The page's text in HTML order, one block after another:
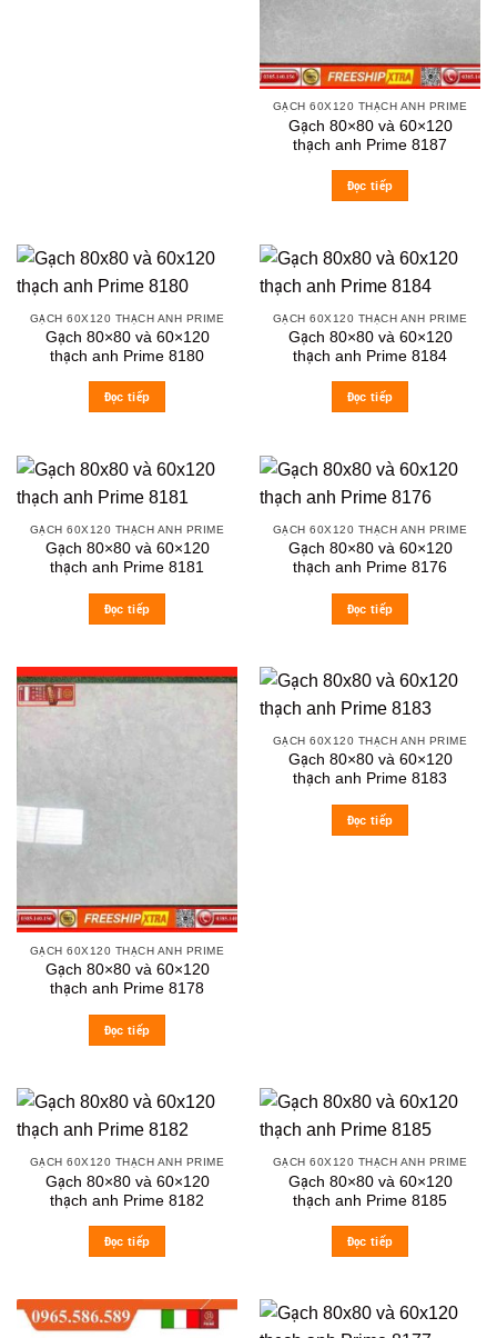
GẠCH 60X120 THẠCH ANH PRIME
Gạch 80×80 và 60×120
thạch anh Prime 8187
Đọc tiếp
GẠCH 60X120 THẠCH ANH PRIME
Gạch 80×80 và 60×120
thạch anh Prime 8180
Đọc tiếp
GẠCH 60X120 THẠCH ANH PRIME
Gạch 80×80 và 60×120
thạch anh Prime 8184
Đọc tiếp
GẠCH 60X120 THẠCH ANH PRIME
Gạch 80×80 và 60×120
thạch anh Prime 8181
Đọc tiếp
GẠCH 60X120 THẠCH ANH PRIME
Gạch 80×80 và 60×120
thạch anh Prime 8176
Đọc tiếp
GẠCH 60X120 THẠCH ANH PRIME
Gạch 80×80 và 60×120
thạch anh Prime 8178
Đọc tiếp
GẠCH 60X120 THẠCH ANH PRIME
Gạch 80×80 và 60×120
thạch anh Prime 8183
Đọc tiếp
GẠCH 60X120 THẠCH ANH PRIME
Gạch 80×80 và 60×120
thạch anh Prime 8182
Đọc tiếp
GẠCH 60X120 THẠCH ANH PRIME
Gạch 80×80 và 60×120
thạch anh Prime 8185
Đọc tiếp